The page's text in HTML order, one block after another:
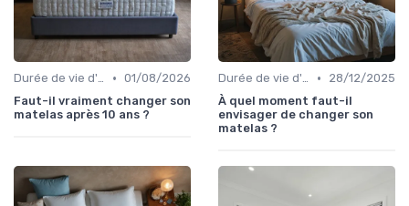
Durée de vie d'un matelas • 01/08/2026
Faut-il vraiment changer son
matelas après 10 ans ?
Durée de vie d'un matelas •
28/12/2025
À quel moment faut-il
envisager de changer son
matelas ?